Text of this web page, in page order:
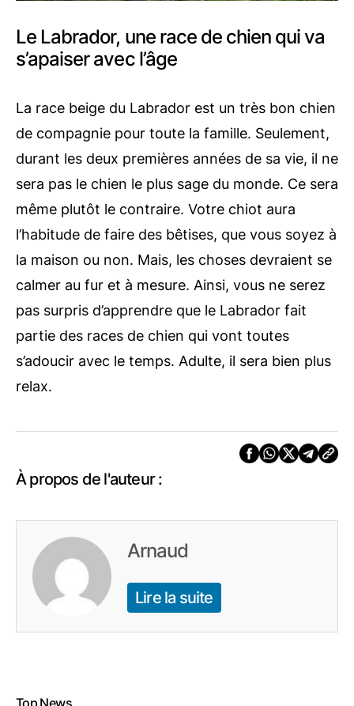
Le Labrador, une race de chien qui va
s’apaiser avec l’âge
La race beige du Labrador est un très bon chien
de compagnie pour toute la famille. Seulement,
durant les deux premières années de sa vie, il ne
sera pas le chien le plus sage du monde. Ce sera
même plutôt le contraire. Votre chiot aura
l’habitude de faire des bêtises, que vous soyez à
la maison ou non. Mais, les choses devraient se
calmer au fur et à mesure. Ainsi, vous ne serez
pas surpris d’apprendre que le Labrador fait
partie des races de chien qui vont toutes
s’adoucir avec le temps. Adulte, il sera bien plus
relax.
À propos de l'auteur :
Arnaud
Lire la suite
Top News